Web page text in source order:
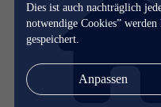
Dies ist auch nachträglich
notwendige Cookies”
gespeichert.
Anpassen